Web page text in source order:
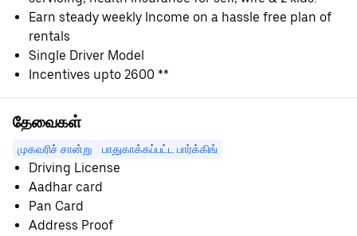
Earn steady weekly Income on a hassle free plan of
rentals
Single Driver Model
Incentives upto 2600 **
தேவைகள்
முகவரிச் சான்று பாதுகாக்கப்பட்ட பார்க்கிங்
Driving License
Aadhar card
Pan Card
Address Proof